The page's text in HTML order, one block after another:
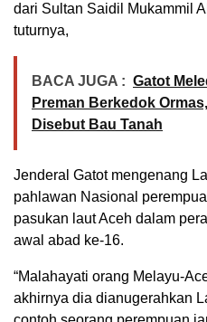
dari Sultan Saidil Mukammil
tuturnya,
BACA JUGA : Gatot
Preman Berkedok
Disebut Bau Tanah
Jenderal Gatot mengenang
pahlawan Nasional
pasukan laut Aceh dalam
awal abad ke-16.
“Malahayati orang Melayu-
akhirnya dia dianugerahkan